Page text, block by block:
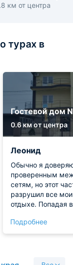
км от центра
турах в
Гостевой дом
0.6 км от центра
Леонид
Обычно я
проверенным
сетям, но этот
разрушил все
отдыхе. Попадая
коммерческом
недвижимости —
личной
Подробнее